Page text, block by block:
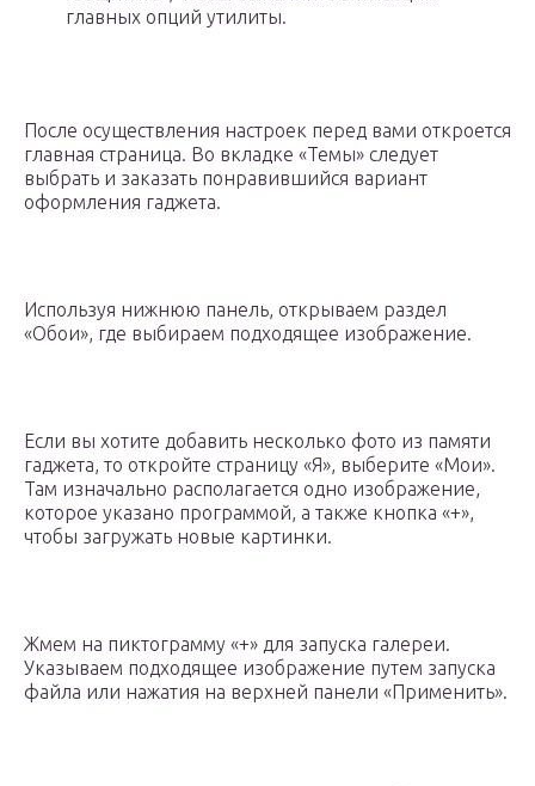
главных опций утилиты.
После осуществления настроек перед вами откроется
главная страница. Во вкладке «Темы» следует
выбрать и заказать понравившийся вариант
оформления гаджета.
Используя нижнюю панель, открываем раздел
«Обои», где выбираем подходящее изображение.
Если вы хотите добавить несколько фото из памяти
гаджета, то откройте страницу «Я», выберите «Мои».
Там изначально располагается одно изображение,
которое указано программой, а также кнопка «+»,
чтобы загружать новые картинки.
Жмем на пиктограмму «+» для запуска галереи.
Указываем подходящее изображение путем запуска
файла или нажатия на верхней панели «Применить».